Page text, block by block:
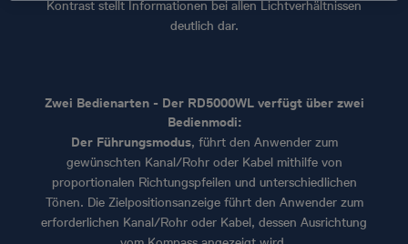
Kontrast stellt Informationen bei allen Lichtverhältnissen
deutlich dar.
Zwei Bedienarten - Der RD5000WL verfügt über zwei
Bedienmodi:
Der Führungsmodus, führt den Anwender zum
gewünschten Kanal/Rohr oder Kabel mithilfe von
proportionalen Richtungspfeilen und unterschiedlichen
Tönen. Die Zielpositionsanzeige führt den Anwender zum
erforderlichen Kanal/Rohr oder Kabel, dessen Ausrichtung